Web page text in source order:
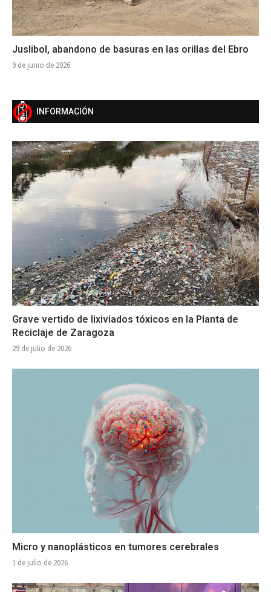
Juslibol, abandono de basuras en las orillas del Ebro
9 de junio de 2026
INFORMACIÓN
Grave vertido de lixiviados tóxicos en la Planta de
Reciclaje de Zaragoza
29 de julio de 2026
Micro y nanoplásticos en tumores cerebrales
1 de julio de 2026